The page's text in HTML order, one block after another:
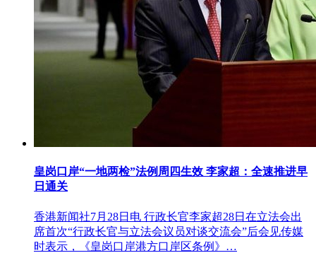
皇岗口岸“一地两检”法例周四生效 李家超：全速推进早
日通关
香港新闻社7月28日电 行政长官李家超28日在立法会出
席首次“行政长官与立法会议员对谈交流会”后会见传媒
时表示，《皇岗口岸港方口岸区条例》…